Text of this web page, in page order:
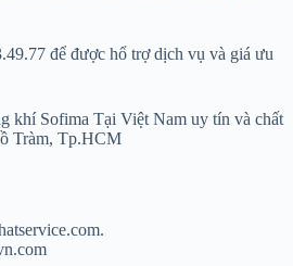
để được hổ trợ dịch vụ và giá ưu
khí Sofima Tại Việt Nam uy tín và chất
Tràm, Tp.HCM